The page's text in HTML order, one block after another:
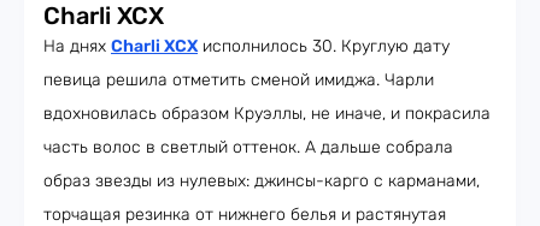
Charli XCX
На днях Charli XCXисполнилось 30. Круглую дату
певица решила отметить сменой имиджа. Чарли
вдохновилась образом Круэллы, не иначе, и покрасила
часть волос в светлый оттенок. А дальше собрала
образ звезды из нулевых: джинсы-карго с карманами,
торчащая резинка от нижнего белья и растянутая